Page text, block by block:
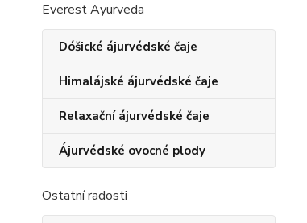
Everest Ayurveda
Dóšické ájurvédské čaje
Himalájské ájurvédské čaje
Relaxační ájurvédské čaje
Ájurvédské ovocné plody
Ostatní radosti